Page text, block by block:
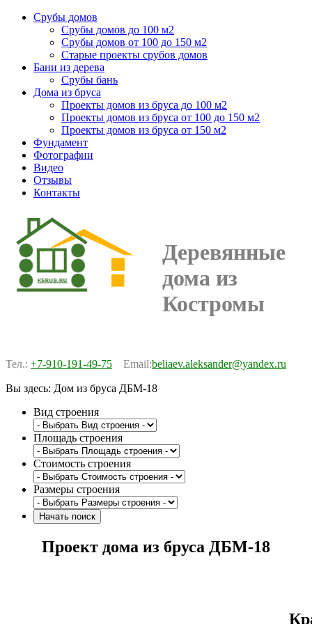
Срубы домов
Срубы домов до 100 м2
Срубы домов от 100 до 150 м2
Старые проекты срубов домов
Бани из дерева
Срубы бань
Дома из бруса
Проекты домов из бруса до 100 м2
Проекты домов из бруса от 100 до 150 м2
Проекты домов из бруса от 150 м2
Фундамент
Фотографии
Видео
Отзывы
Контакты
Деревянные
дома из
Костромы
Тел.: +7-910-191-49-75 Email:beliaev.aleksander@yandex.ru
Вы здесь: Дом из бруса ДБМ-18
Вид строения
Площадь строения
Стоимость строения
Размеры строения
Проект дома из бруса ДБМ-18